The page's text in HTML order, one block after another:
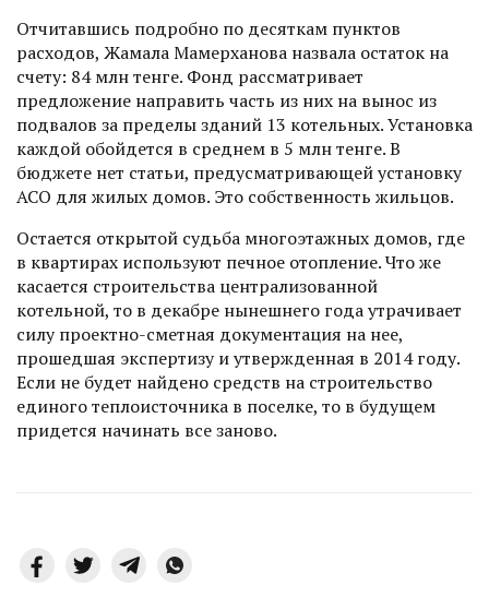
Отчитавшись подробно по десяткам пунктов
расходов, Жамала Мамерханова назвала остаток на
счету: 84 млн тенге. Фонд рассматривает
предложение направить часть из них на вынос из
подвалов за пределы зданий 13 котельных. Установка
каж­дой обойдется в среднем в 5 млн тенге. В
бюджете нет статьи, предусмат­ривающей установку
АСО для жилых домов. Это собственность жильцов.
Остается открытой судьба многоэтажных домов, где
в квартирах используют печное отопление. Что же
касается строительства централизованной
котельной, то в декабре нынешнего года утрачивает
силу проектно-сметная докумен­тация на нее,
прошедшая экспертизу и утвержденная в 2014 году.
Если не будет найдено средств на строительство
единого теплоисточника в поселке, то в будущем
придется начинать все заново.